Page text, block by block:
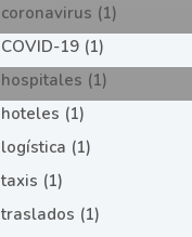
coronavirus (1)
COVID-19 (1)
hospitales (1)
hoteles (1)
logística (1)
taxis (1)
traslados (1)